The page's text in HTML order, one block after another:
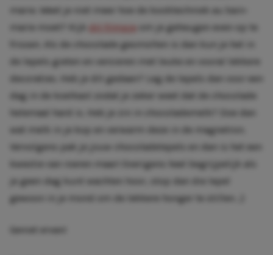
marie. Weet je niet meer hoe de kooktechniek au bain-
marie moet? Kijk
dit filmpje
om je geheugen even op te
frissen. Als de chocolade gesmolten is dan kun je het in
de lepels gieten en versieren met leuke en vooral lekkere
decoraties. Heb je dit gedaan? Leg de lepels dan voor een
dag in de koelkast zodat je zeker weet dat de chocolade
helemaal hard is. Heb je zin in chocolademelk? Doe dan
wat melk in je kop en verwarm deze in de magnetron.
Vervolgens pak je jouw chocoladelepels en dan is het een
kwestie van roeren maar! Overigens heel begrijpelijk als
je geen dag kunt wachten hoor, stop dan die lepel
gewoon in je mond om de lekkere honger te stillen. ;)
Geniet ervan!